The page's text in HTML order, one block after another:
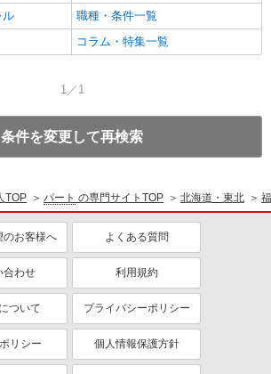
ル
職種・条件一覧
コラム・特集一覧
1／1
条件を変更して再検索
TOP パート の専門サイトTOP 北海道・東北
のお客様へ よくある質問
合わせ 利用規約
ついて プライバシーポリシー
リシー 個人情報保護方針